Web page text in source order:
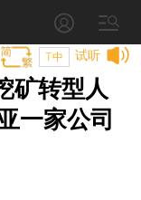
试听
T中
矿转型人
一家公司